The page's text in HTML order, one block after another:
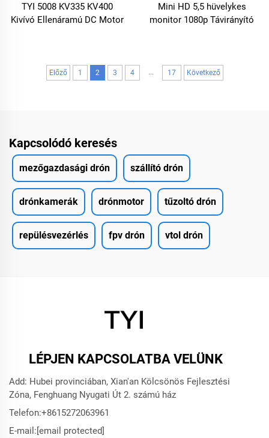
TYI 5008 KV335 KV400
Kivívó Ellenáramú DC Motor
Mini HD 5,5 hüvelykes
monitor 1080p Távirányító
Előző 1 2 3 4 ... 17 Következő
Kapcsolódó keresés
mezőgazdasági drón szállító drón
drónkamerák drónmotor tűzoltó drón
repülésvezérlés fpv drón vtol drón
LÉPJEN KAPCSOLATBA VELÜNK
Add: Hubei provinciában, Xian'an Kölcsönös Fejlesztési
Zóna, Fenghuang Nyugati Út 2. számú ház
Telefon:+8615272063961
E-mail: [email protected]